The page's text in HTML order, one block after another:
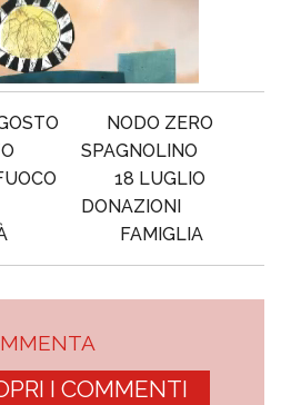
NODO ZERO
SPAGNOLINO
18 LUGLIO
DONAZIONI
FAMIGLIA
I COMMENTI